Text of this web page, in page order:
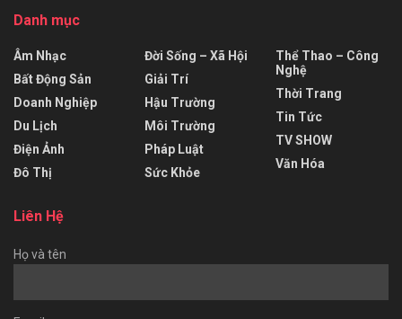
Danh mục
Âm Nhạc
Bất Động Sản
Doanh Nghiệp
Du Lịch
Điện Ảnh
Đô Thị
Đời Sống – Xã Hội
Giải Trí
Hậu Trường
Môi Trường
Pháp Luật
Sức Khỏe
Thể Thao – Công
Nghệ
Thời Trang
Tin Tức
TV SHOW
Văn Hóa
Liên Hệ
Họ và tên